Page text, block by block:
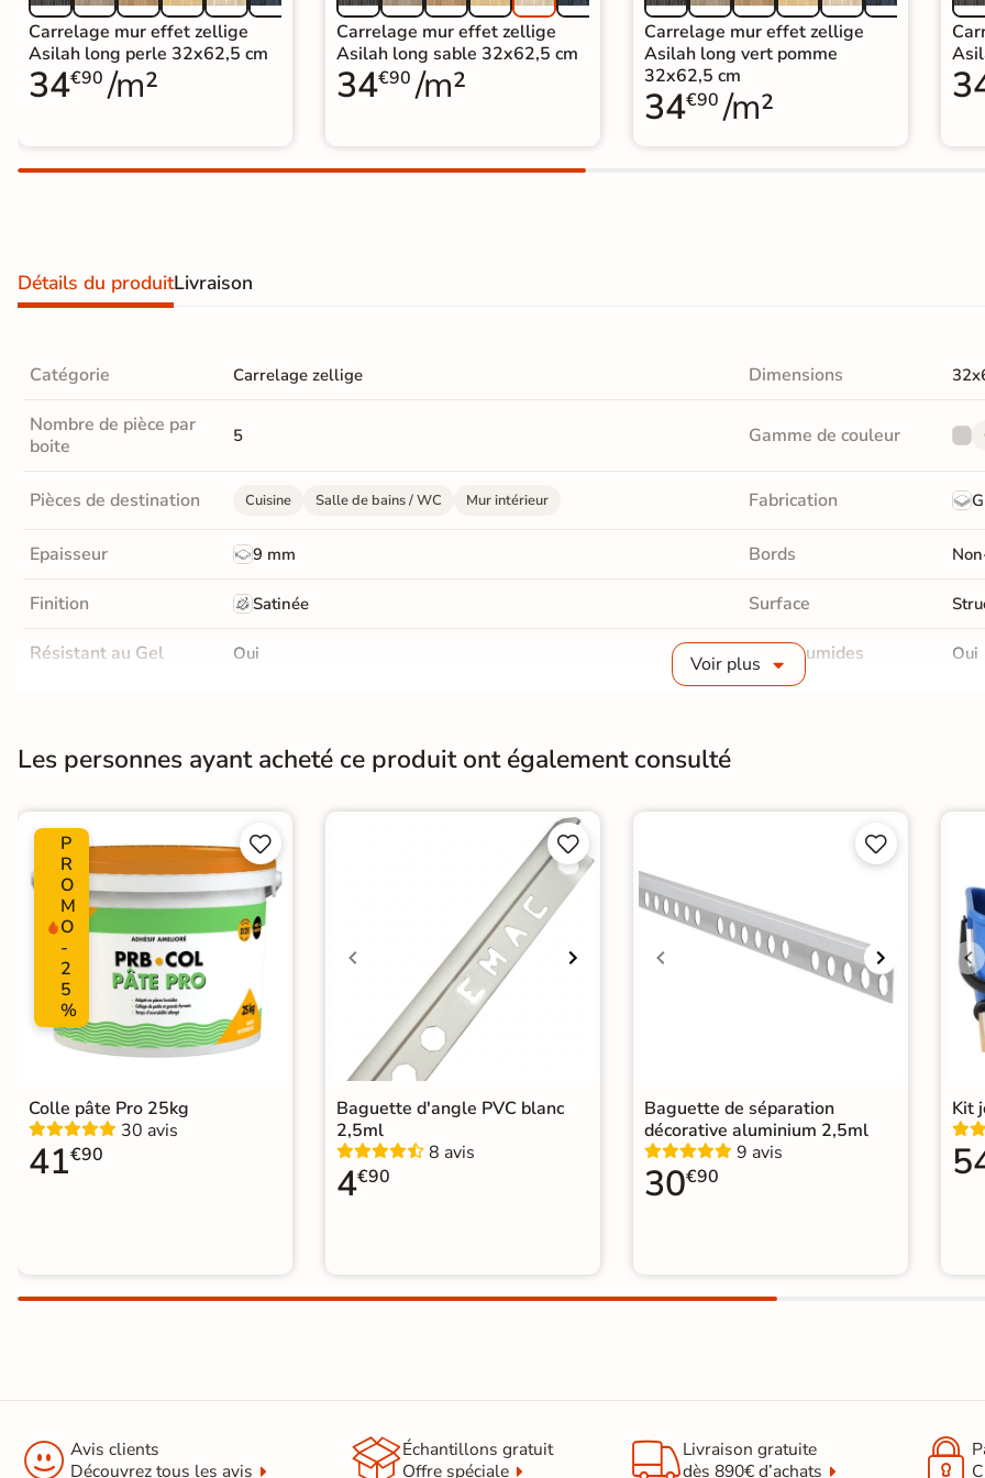
Carrelage extra fin
Voir tous les
formats
Carrelage brillant
BON PLAN
Livraison
OFFERTE
à partir de
En savoir
Carrelage mur effet zellige
Asilah long perle 32x62,5 cm
34€90 /m²
Carrelage mur effet zellige
Asilah long sable 32x62,5 cm
34€90 /m²
Carrelage mur effet zellige
Asilah long vert pomme
32x62,5 cm
34€90 /m²
Détails du produitLivraison
Catégorie Carrelage zellige Dimensions
Nombre de pièce par
boite
5 Gamme de couleur
Pièces de destination Cuisine Salle de bains / WC Mur intérieur Fabrication
Epaisseur 9 mm Bords
Finition Satinée Surface
Résistant au Gel Oui Pièce humides Oui
Pose Coller
Catégories Zellige Carrelage Blanc|
Carrelage 30x60 cm
Carrelage sol cuisine |Carrelage WC
Voir plus
Les personnes ayant acheté ce produit ont également consulté
P
R
O
M
O
-
2
5
%


Colle pâte Pro 25kg
30 avis
41€90


Baguette d'angle PVC blanc
2,5ml
8 avis
4€90


Baguette de séparation
décorative aluminium 2,5ml
9 avis
30€90
Kit
 Avis clients
Découvrez tous les avis
Échantillons gratuit
Offre spéciale
Livraison gratuite
dès 890€ d’achats
